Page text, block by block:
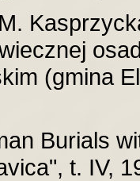
(gmina
Burials
t. IV,